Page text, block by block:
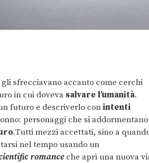
sfrecciavano accanto come cerchi
in cui doveva salvare l’umanità.
futuro e descriverlo conintenti
personaggi che si addormentano
.Tutti mezzi accettati, sino a
nel tempo usando un
romanceche aprì una nuova